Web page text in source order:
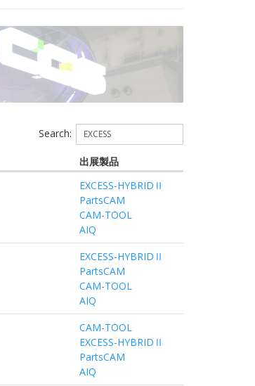
Search:
出展製品
EXCESS-HYBRIDⅡ
PartsCAM
CAM-TOOL
AIQ
EXCESS-HYBRIDⅡ
PartsCAM
CAM-TOOL
AIQ
CAM-TOOL
EXCESS-HYBRIDⅡ
PartsCAM
AIQ